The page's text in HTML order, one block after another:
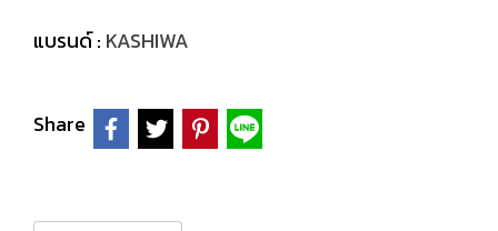
แบรนด์ : KASHIWA
Share